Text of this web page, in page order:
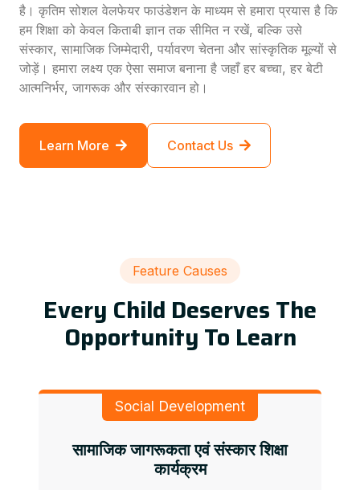
है। कृतिम सोशल वेलफेयर फाउंडेशन के माध्यम से हमारा प्रयास है कि
हम शिक्षा को केवल किताबी ज्ञान तक सीमित न रखें, बल्कि उसे
संस्कार, सामाजिक जिम्मेदारी, पर्यावरण चेतना और सांस्कृतिक मूल्यों से
जोड़ें। हमारा लक्ष्य एक ऐसा समाज बनाना है जहाँ हर बच्चा, हर बेटी
आत्मनिर्भर, जागरूक और संस्कारवान हो।
Learn More Contact Us
Feature Causes
Every Child Deserves The
Opportunity To Learn
Social Development
सामाजिक जागरूकता एवं संस्कार शिक्षा
कार्यक्रम